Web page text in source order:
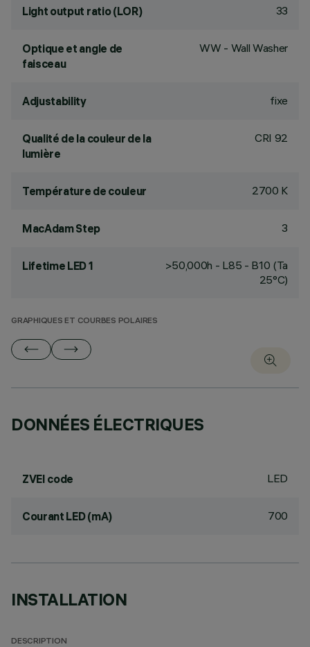
Light output ratio (LOR) 33
Optique et angle de
faisceau
WW - Wall Washer
Adjustability fixe
Qualité de la couleur de la
lumière
CRI 92
Température de couleur 2700 K
MacAdam Step 3
Lifetime LED 1
>50,000h - L85 - B10 (Ta
25°C)
GRAPHIQUES ET COURBES POLAIRES
DONNÉES ÉLECTRIQUES
ZVEI code LED
Courant LED (mA) 700
INSTALLATION
DESCRIPTION